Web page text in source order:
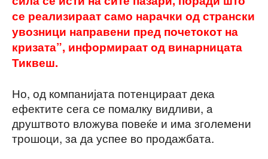
се реализираат само нарачки од странски
увозници направени пред почетокот на
кризата”, информираат од винарницата
Тиквеш.
Но, од компанијата потенцираат дека
ефектите сега се помалку видливи, a
друштвото вложува повеќе и има зголемени
трошоци, за да успее во продажбата.